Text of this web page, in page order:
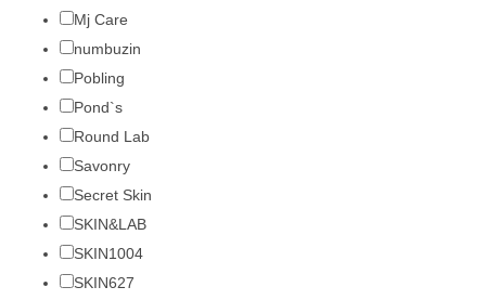
Mj Care
numbuzin
Pobling
Pond`s
Round Lab
Savonry
Secret Skin
SKIN&LAB
SKIN1004
SKIN627